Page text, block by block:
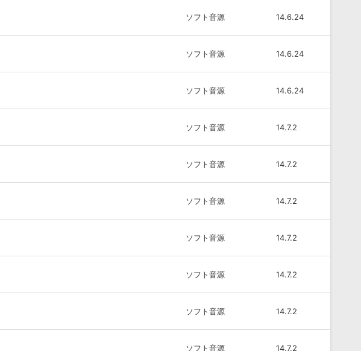
ソフト音源 14.6.24
ソフト音源 14.6.24
ソフト音源 14.6.24
ソフト音源 14.7.2
ソフト音源 14.7.2
ソフト音源 14.7.2
ソフト音源 14.7.2
ソフト音源 14.7.2
ソフト音源 14.7.2
ソフト音源 14.7.2